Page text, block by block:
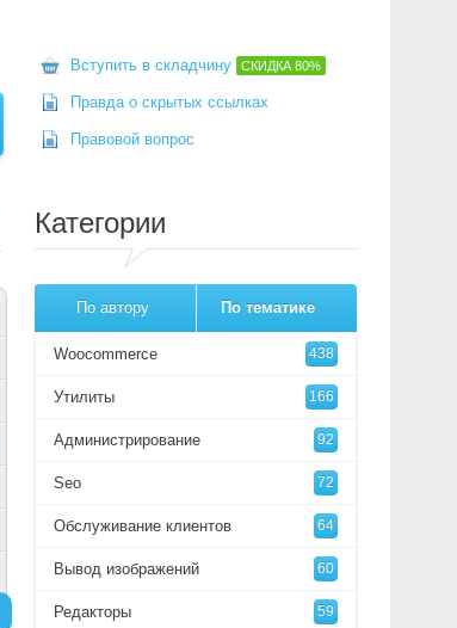
Вступить в складчину СКИДКА 80%
Правда о скрытых ссылках
Правовой вопрос
Категории
По автору По тематике
Woocommerce 438
Утилиты 166
Администрирование 92
Seo 72
Обслуживание клиентов 64
Вывод изображений 60
Редакторы 59